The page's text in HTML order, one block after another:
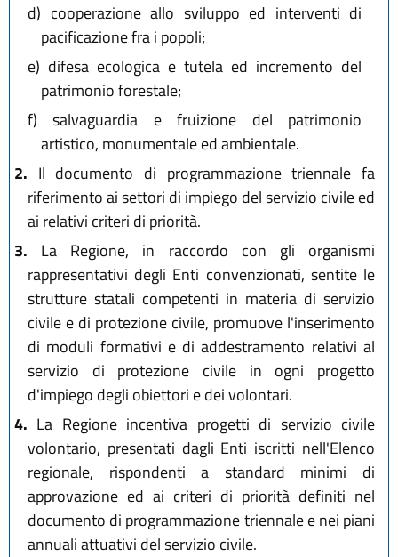
d) cooperazione allo sviluppo ed interventi di
pacificazione fra i popoli;
e) difesa ecologica e tutela ed incremento del
patrimonio forestale;
f) salvaguardia e fruizione del patrimonio
artistico, monumentale ed ambientale.
2. Il documento di programmazione triennale fa
riferimento ai settori di impiego del servizio civile ed
ai relativi criteri di priorità.
3. La Regione, in raccordo con gli organismi
rappresentativi degli Enti convenzionati, sentite le
strutture statali competenti in materia di servizio
civile e di protezione civile, promuove l'inserimento
di moduli formativi e di addestramento relativi al
servizio di protezione civile in ogni progetto
d'impiego degli obiettori e dei volontari.
4. La Regione incentiva progetti di servizio civile
volontario, presentati dagli Enti iscritti nell'Elenco
regionale, rispondenti a standard minimi di
approvazione ed ai criteri di priorità definiti nel
documento di programmazione triennale e nei piani
annuali attuativi del servizio civile.